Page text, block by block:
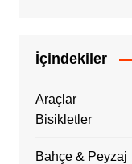
İçindekiler
Araçlar
Bisikletler
Bahçe & Peyzaj